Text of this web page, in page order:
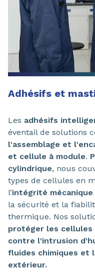
Adhésifs et
Les adhésifs
éventail de solutions
l'assemblage et
et cellule à module.
cylindrique, nous
types de cellules en
l’intégrité
la sécurité et la
thermique. Nos
protéger les
contre l'intrusion
fluides chimiques et
extérieur.